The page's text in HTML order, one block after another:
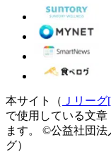
本サイト（ Ｊリー
で使用している文
ます。
©公益社団法
グ）